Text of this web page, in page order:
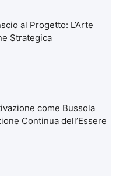
al Progetto: L’Arte
Strategica
come Bussola
Continua dell’Essere